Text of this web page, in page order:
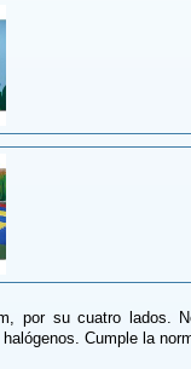
por su cuatro lados.
Cumple la